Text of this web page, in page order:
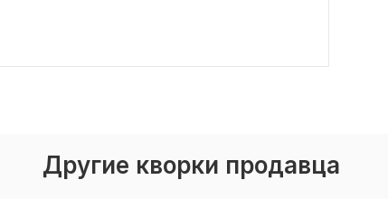
Другие кворки продавца